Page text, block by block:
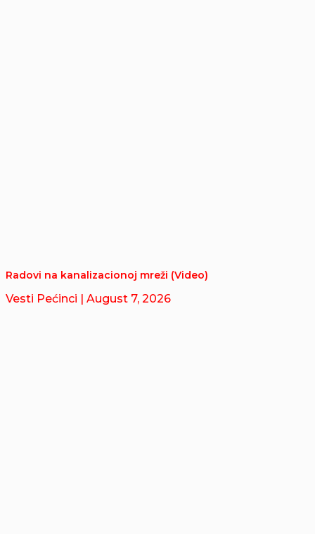
Radovi na kanalizacionoj mreži (Video)
Vesti Pećinci | August 7, 2026